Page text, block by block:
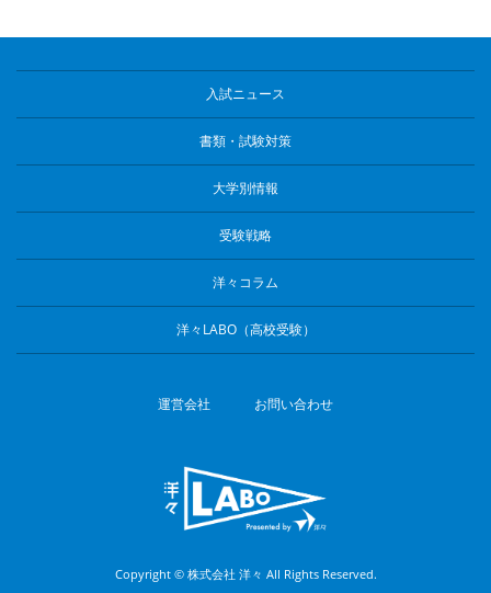
入試ニュース
書類・試験対策
大学別情報
受験戦略
洋々コラム
洋々LABO（高校受験）
運営会社 お問い合わせ
Copyright © 株式会社 洋々 All Rights Reserved.